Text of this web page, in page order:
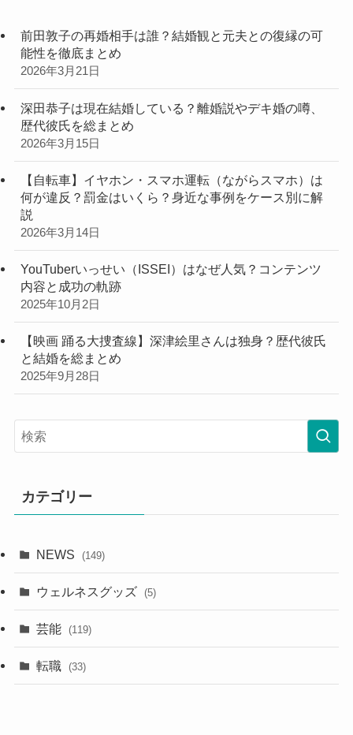
前田敦子の再婚相手は誰？結婚観と元夫との復縁の可
能性を徹底まとめ
2026年3月21日
深田恭子は現在結婚している？離婚説やデキ婚の噂、
歴代彼氏を総まとめ
2026年3月15日
【自転車】イヤホン・スマホ運転（ながらスマホ）は
何が違反？罰金はいくら？身近な事例をケース別に解
説
2026年3月14日
YouTuberいっせい（ISSEI）はなぜ人気？コンテンツ
内容と成功の軌跡
2025年10月2日
【映画 踊る大捜査線】深津絵里さんは独身？歴代彼氏
と結婚を総まとめ
2025年9月28日
カテゴリー
NEWS (149)
ウェルネスグッズ (5)
芸能 (119)
転職 (33)